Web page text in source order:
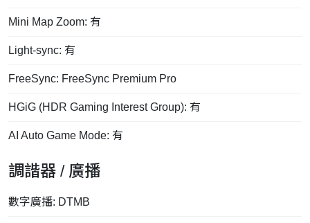
Mini Map Zoom: 有
Light-sync: 有
FreeSync: FreeSync Premium Pro
HGiG (HDR Gaming Interest Group): 有
AI Auto Game Mode: 有
調諧器 / 廣播
數字廣播: DTMB